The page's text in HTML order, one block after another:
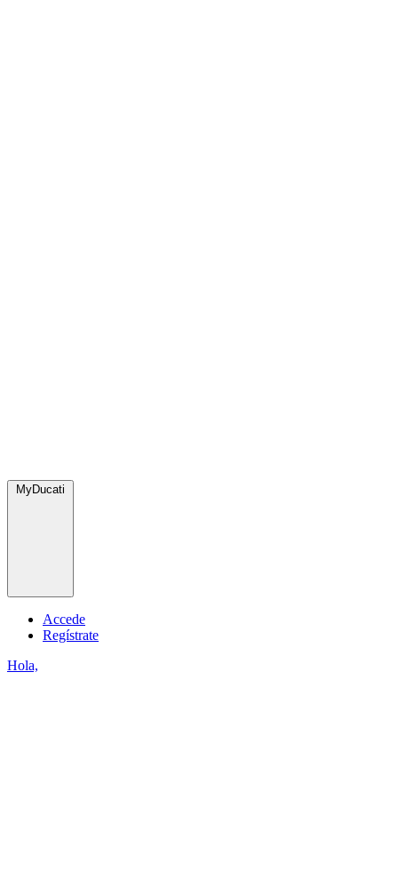
MyDucati
Accede
Regístrate
Hola,